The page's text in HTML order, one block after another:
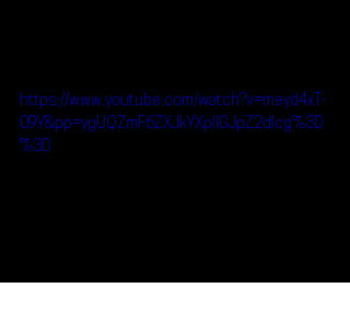
https://www.youtube.com/watch?v=meyd4xT-
09Y&pp=ygUQZmF6ZXJkYXplIGJpZ2dlcg%3D
%3D